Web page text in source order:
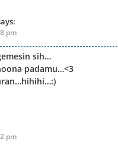
pm
sih…
padamu…<3
pm